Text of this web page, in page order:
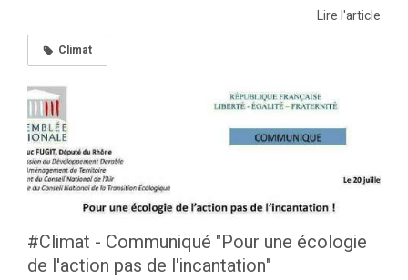
Lire l'article
Climat
#Climat - Communiqué "Pour une écologie
de l'action pas de l'incantation"